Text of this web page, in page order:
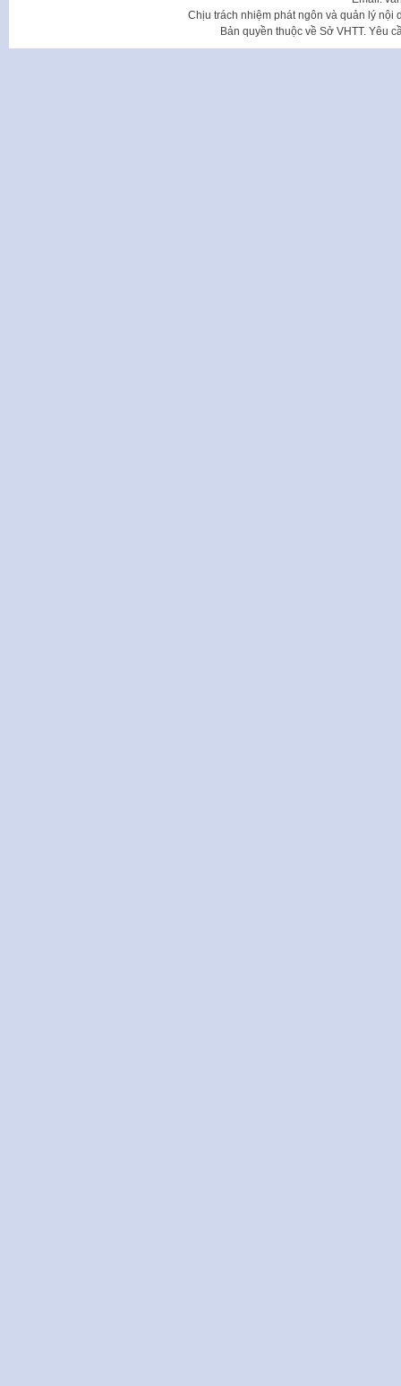
Chịu trách nhiệm phát ngôn và quản lý nội
Bản quyền thuộc về Sở VHTT. Yêu